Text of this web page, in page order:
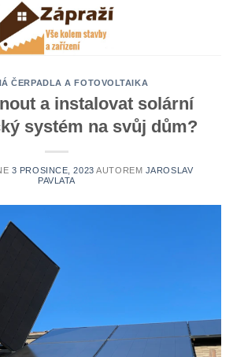
ČERPADLA A FOTOVOLTAIKA
a instalovat solární
systém na svůj dům?
3 PROSINCE, 2023 AUTOREM JAROSLAV
PAVLATA